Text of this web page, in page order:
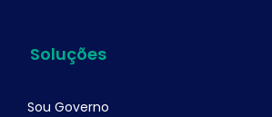
Soluções
Sou Governo